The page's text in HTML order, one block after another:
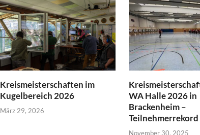
Kreismeisterschaften im
Kugelbereich 2026
März 29, 2026
WA Halle 2026 in
Brackenheim –
Teilnehmerrekord
November 30, 2025